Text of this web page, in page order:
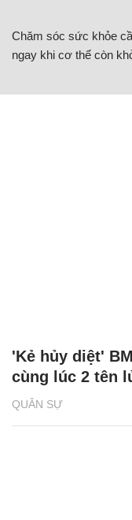
Chăm sóc sức khỏe
ngay khi cơ thể còn
QUÂN SỰ
'Kẻ hủy diệt'
cùng lúc 2 tên